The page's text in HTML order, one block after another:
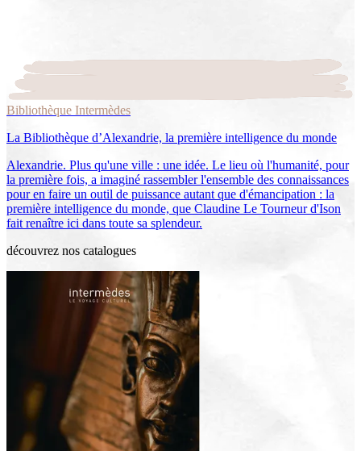
Bibliothèque Intermèdes
La Bibliothèque d’Alexandrie, la première intelligence du monde
Alexandrie. Plus qu'une ville : une idée. Le lieu où l'humanité, pour
la première fois, a imaginé rassembler l'ensemble des connaissances
pour en faire un outil de puissance autant que d'émancipation : la
première intelligence du monde, que Claudine Le Tourneur d'Ison
fait renaître ici dans toute sa splendeur.
découvrez nos catalogues